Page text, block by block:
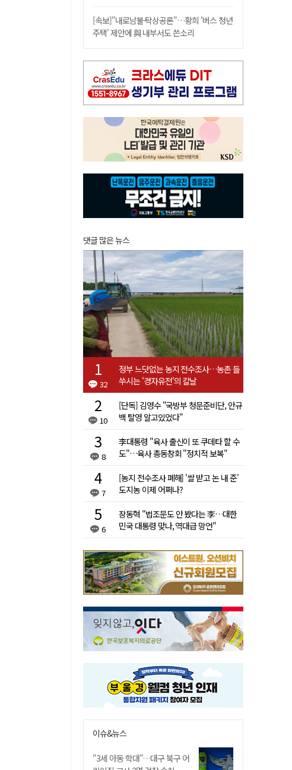
[속보]"내로남불·탁상공론"…황희 '버스 청년
주택' 제안에 與 내부서도 쓴소리
댓글 많은 뉴스
32
정부 느닷없는 농지 전수조사…농촌 들
쑤시는 '경자유전'의 칼날
10
[단독] 김영수 "국방부 청문준비단, 안규
백 탈영 알고있었다"
8
李대통령 "육사 출신이 또 쿠데타 할 수
도"…육사 총동창회 "정치적 보복"
7
[농지 전수조사 폐해] '쌀 받고 논 내 준'
도지농 이제 어쩌나?
6
장동혁 "법조문도 안 봤다는 李…대한
민국 대통령 맞나, 역대급 망언"
이슈&뉴스
"3세 아동 학대"…대구 북구 어